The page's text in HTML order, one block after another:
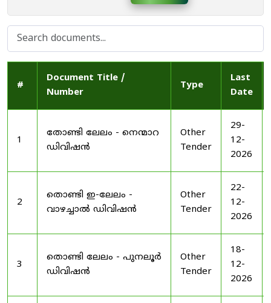
#
Document Title /
Number
Type
Last
Date
1
തോണ്ടി ലേലം - നെന്മാറ
ഡിവിഷൻ
Other
Tender
29-
12-
2026
2
തൊണ്ടി ഇ-ലേലം -
വാഴച്ചാൽ ഡിവിഷൻ
Other
Tender
22-
12-
2026
3
തൊണ്ടി ലേലം - പുനലൂർ
ഡിവിഷൻ
Other
Tender
18-
12-
2026